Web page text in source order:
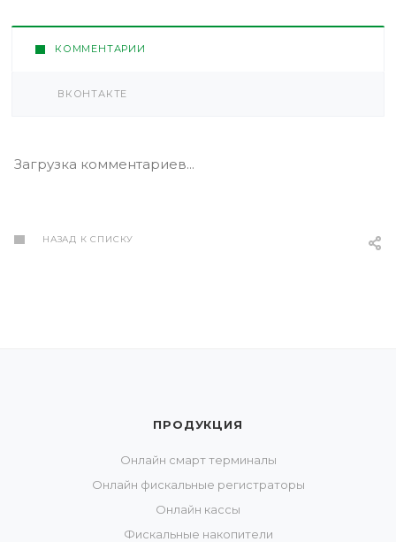
КОММЕНТАРИИ
ВКОНТАКТЕ
Загрузка комментариев...
НАЗАД К СПИСКУ
ПРОДУКЦИЯ
Онлайн смарт терминалы
Онлайн фискальные регистраторы
Онлайн кассы
Фискальные накопители